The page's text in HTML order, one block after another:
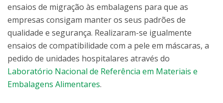
ensaios de migração às embalagens para que as
empresas consigam manter os seus padrões de
qualidade e segurança. Realizaram-se igualmente
ensaios de compatibilidade com a pele em máscaras, a
pedido de unidades hospitalares através do
Laboratório Nacional de Referência em Materiais e
Embalagens Alimentares.